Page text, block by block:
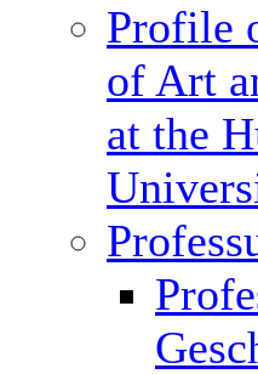
Profile
of Art
at the